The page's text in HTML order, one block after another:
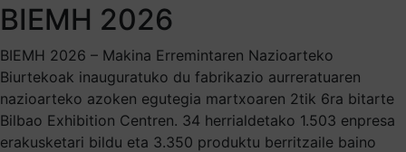
BIEMH 2026
BIEMH 2026 – Makina Erremintaren Nazioarteko
Biurtekoak inauguratuko du fabrikazio aurreratuaren
nazioarteko azoken egutegia martxoaren 2tik 6ra bitarte
Bilbao Exhibition Centren. 34 herrialdetako 1.503 enpresa
erakusketari bildu eta 3.350 produktu berritzaile baino